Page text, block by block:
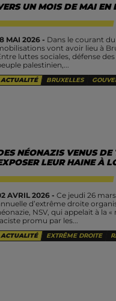
UN MOIS DE MAI EN
MAI 2026 - Dans le courant
vont avoir lieu à
luttes sociales, défense
palestinien,...
ACTUALITÉ BRUXELLES
NÉONAZIS VENUS DE
LEUR HAINE À
AVRIL 2026 - Ce jeudi 26
d’extrême droite
NSV, qui appelait à la
promu par les...
ACTUALITÉ EXTRÊME DROITE